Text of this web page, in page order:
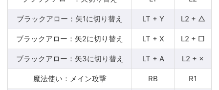
ブラックアロー：矢1に切り替え LT + Y L2 + △
ブラックアロー：矢2に切り替え LT + X L2 + □
ブラックアロー：矢3に切り替え LT + A L2 + ×
魔法使い：メイン攻撃 RB R1